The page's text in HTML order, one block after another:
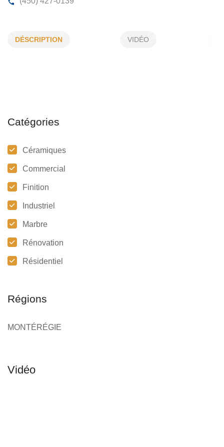
9297-5051 QUÉBEC INC
DÉSCRIPTION VIDÉO
Catégories
Céramiques
Commercial
Finition
Industriel
Marbre
Rénovation
Résidentiel
Régions
MONTÉRÉGIE